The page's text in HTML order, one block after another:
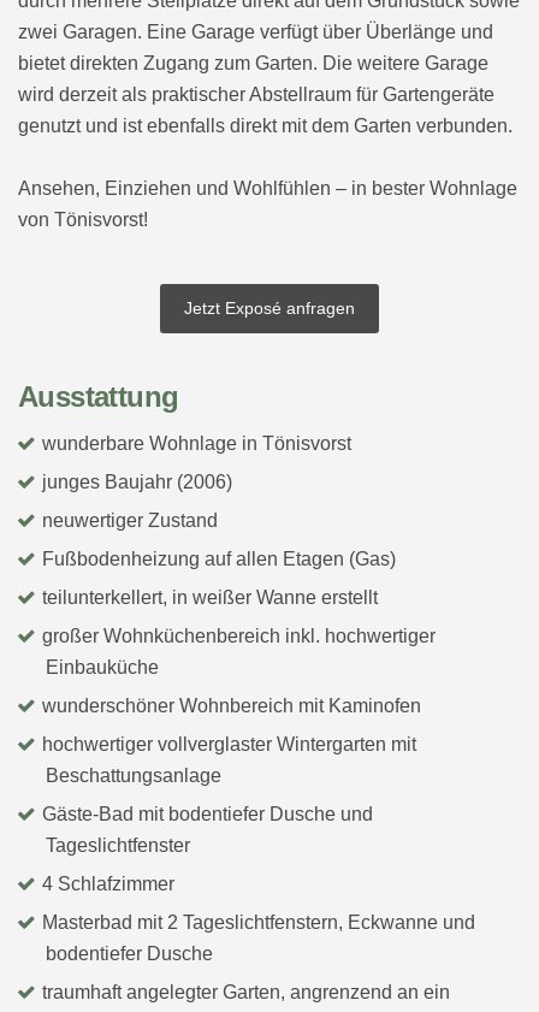
zwei Garagen. Eine Garage verfügt über Überlänge und
bietet direkten Zugang zum Garten. Die weitere Garage
wird derzeit als praktischer Abstellraum für Gartengeräte
genutzt und ist ebenfalls direkt mit dem Garten verbunden.
Ansehen, Einziehen und Wohlfühlen – in bester Wohnlage
von Tönisvorst!
Jetzt Exposé anfragen
Ausstattung
wunderbare Wohnlage in Tönisvorst
junges Baujahr (2006)
neuwertiger Zustand
Fußbodenheizung auf allen Etagen (Gas)
teilunterkellert, in weißer Wanne erstellt
großer Wohnküchenbereich inkl. hochwertiger
Einbauküche
wunderschöner Wohnbereich mit Kaminofen
hochwertiger vollverglaster Wintergarten mit
Beschattungsanlage
Gäste-Bad mit bodentiefer Dusche und
Tageslichtfenster
4 Schlafzimmer
Masterbad mit 2 Tageslichtfenstern, Eckwanne und
bodentiefer Dusche
traumhaft angelegter Garten, angrenzend an ein